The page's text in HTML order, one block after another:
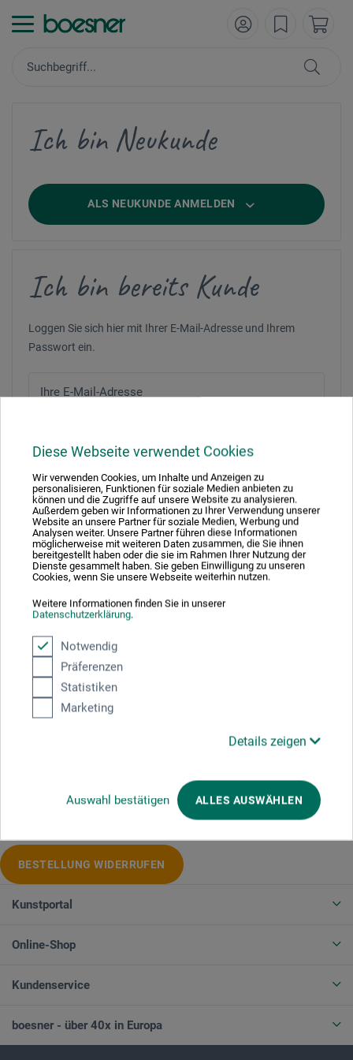
Diese Webseite verwendet Cookies
Wir verwenden Cookies, um Inhalte und Anzeigen zu
personalisieren, Funktionen für soziale Medien anbieten zu
können und die Zugriffe auf unsere Website zu analysieren.
Außerdem geben wir Informationen zu Ihrer Verwendung unserer
Website an unsere Partner für soziale Medien, Werbung und
Analysen weiter. Unsere Partner führen diese Informationen
möglicherweise mit weiteren Daten zusammen, die Sie ihnen
bereitgestellt haben oder die sie im Rahmen Ihrer Nutzung der
Dienste gesammelt haben. Sie geben Einwilligung zu unseren
Cookies, wenn Sie unsere Webseite weiterhin nutzen.
Weitere Informationen finden Sie in unserer
Datenschutzerklärung.
Notwendig
Präferenzen
Statistiken
Marketing
Details zeigen
Auswahl bestätigen ALLES AUSWÄHLEN
Ich bin Neukunde
ALS NEUKUNDE ANMELDEN
Ich bin bereits Kunde
Loggen Sie sich hier mit Ihrer E-Mail-Adresse und Ihrem
Passwort ein.
Ihre E-Mail-Adresse
Passwort vergessen?
ANMELDEN
Zahlungsarten im Onlineshop
Produktkategorien
BESTELLUNG WIDERRUFEN
Kunstportal
Online-Shop
Kundenservice
boesner - über 40x in Europa